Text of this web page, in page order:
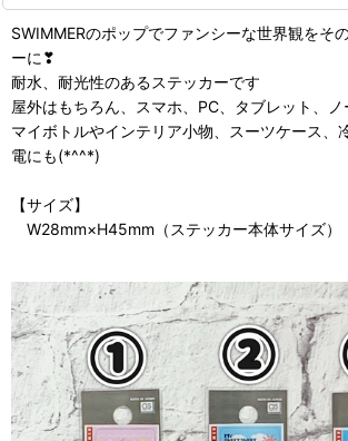
SWIMMERのポップでファンシーな世界観をそ
ーに❣
耐水、耐光性のあるステッカーです
屋外はもちろん、スマホ、PC、タブレット、ノ
マイボトルやインテリア小物、スーツケース、
電にも(*^^*)
【サイズ】
W28mm×H45mm（ステッカー本体サイズ）